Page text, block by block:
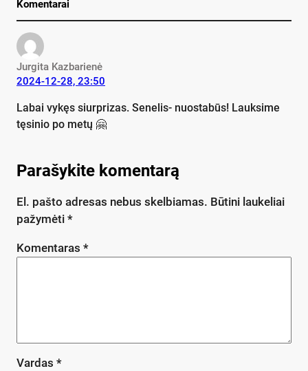
Komentarai
Jurgita Kazbarienė
2024-12-28, 23:50
Labai vykęs siurprizas. Senelis- nuostabūs! Lauksime
tęsinio po metų 🤗
Parašykite komentarą
El. pašto adresas nebus skelbiamas. Būtini laukeliai
pažymėti *
Komentaras *
Vardas *